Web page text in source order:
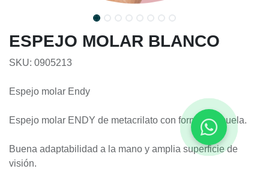
ESPEJO MOLAR BLANCO
SKU: 0905213
Espejo molar Endy
Espejo molar ENDY de metacrilato con forma de muela.
Buena adaptabilidad a la mano y amplia superficie de
visión.